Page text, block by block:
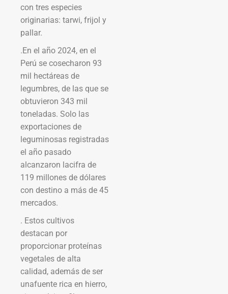
con tres especies
originarias: tarwi, frijol y
pallar.
.En el año 2024, en el
Perú se cosecharon 93
mil hectáreas de
legumbres, de las que se
obtuvieron 343 mil
toneladas. Solo las
exportaciones de
leguminosas registradas
el año pasado
alcanzaron lacifra de
119 millones de dólares
con destino a más de 45
mercados.
. Estos cultivos
destacan por
proporcionar proteínas
vegetales de alta
calidad, además de ser
unafuente rica en hierro,